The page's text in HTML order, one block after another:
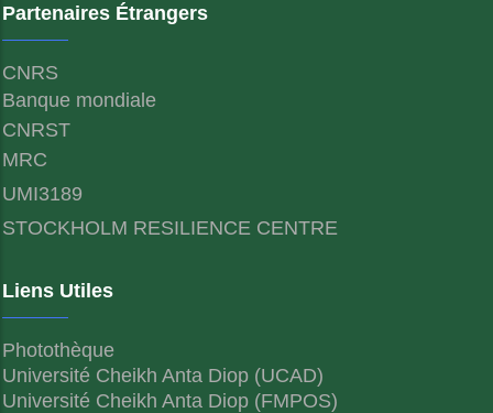
Partenaires Étrangers
CNRS
Banque mondiale
CNRST
MRC
UMI3189
STOCKHOLM RESILIENCE CENTRE
Liens Utiles
Photothèque
Université Cheikh Anta Diop (UCAD)
Université Cheikh Anta Diop (FMPOS)